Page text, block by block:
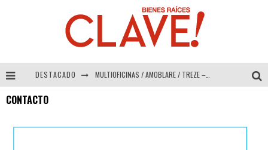
DESTACADO MULTIOFICINAS / AMOBLARE / TREZE – Especial Interiorismo & Decoración 2026
CONTACTO